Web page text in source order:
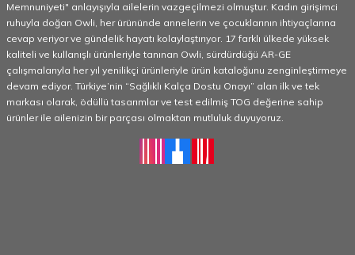
Memnuniyeti" anlayışıyla ailelerin vazgeçilmezi olmuştur. Kadın girişimci
ruhuyla doğan Owli, her ürününde annelerin ve çocuklarının ihtiyaçlarına
cevap veriyor ve gündelik hayatı kolaylaştırıyor. 17 farklı ülkede yüksek
kaliteli ve kullanışlı ürünleriyle tanınan Owli, sürdürdüğü AR-GE
çalışmalarıyla her yıl yenilikçi ürünleriyle ürün kataloğunu zenginleştirmeye
devam ediyor. Türkiye’nin “Sağlıklı Kalça Dostu Onayı” alan ilk ve tek
markası olarak, ödüllü tasarımlar ve test edilmiş TOG değerine sahip
ürünler ile ailenizin bir parçası olmaktan mutluluk duyuyoruz.